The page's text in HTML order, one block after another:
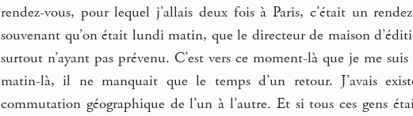
rendez-vous, pour lequel j’allais deux fois à Paris, c’était un
souvenant qu’on était lundi matin, que le directeur de maison
surtout n’ayant pas prévenu. C’est vers ce moment-là que je me
matin-là, il ne manquait que le temps d’un retour. J’avais
commutation géographique de l’un à l’autre. Et si tous ces gens